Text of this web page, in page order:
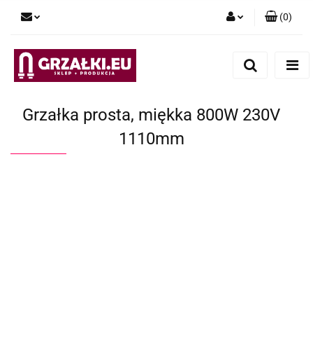
(0)
Grzałka prosta, miękka 800W 230V
1110mm